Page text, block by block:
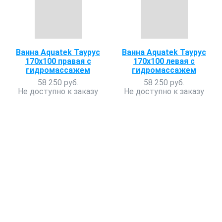
Ванна Aquatek Таурус
170x100 правая с
гидромассажем
58 250 руб.
Не доступно к заказу
Ванна Aquatek Таурус
170x100 левая с
гидромассажем
58 250 руб.
Не доступно к заказу